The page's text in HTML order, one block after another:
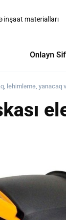
inşaat materialları
Onlayn
lehimləmə, yanacaq